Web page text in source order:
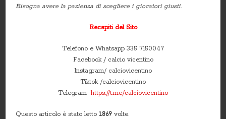
Bisogna avere la pazienza di scegliere i giocatori giusti.
Recapiti del Sito
Telefono e Whatsapp 335 7150047
Facebook / calcio vicentino
Instagram/ calciovicentino
Tiktok /calciovicentino
Telegramhttps://t.me/calciovicentino
Questo articolo è stato letto1.869 volte.